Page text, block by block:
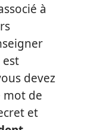
à
est
devez
mot de
et